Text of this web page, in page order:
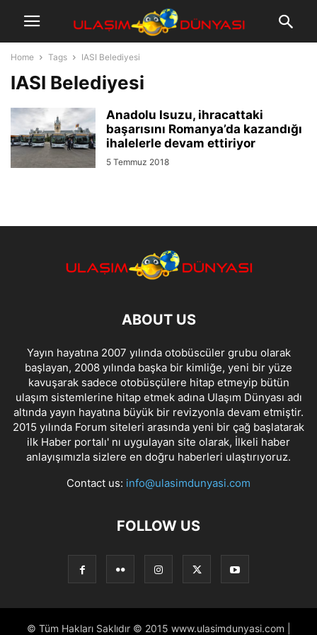
Home Tags IASI Belediyesi
IASI Belediyesi
Anadolu Isuzu, ihracattaki
başarısını Romanya’da kazandığı
ihalelerle devam ettiriyor
5 Temmuz 2018
ABOUT US
Yayın hayatına 2007 yılında otobüscüler grubu olarak
başlayan, 2008 yılında başka bir kimliğe, yeni bir yüze
kavuşarak sadece otobüsçülere hitap etmeyip bütün
ulaşım sistemlerine hitap etmek adına Ulaşım Dünyası adı
altında yayın hayatına büyük bir revizyonla devam etmiştir.
2015 yılında Forum siteleri arasında yeni bir çağ başlatarak
ilk Haber portalı' nı uygulayan site olarak, İlkeli haber
anlayışımızla sizlere en doğru haberleri ulaştırıyoruz.
Contact us: info@ulasimdunyasi.com
FOLLOW US
© Tüm Hakları Saklıdır © 2015 www.ulasimdunyasi.com |